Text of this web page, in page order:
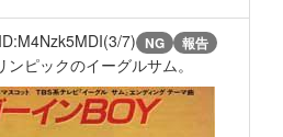
ID:M4Nzk5MDI(3/7) NG 報告
ピックのイーグルサム。